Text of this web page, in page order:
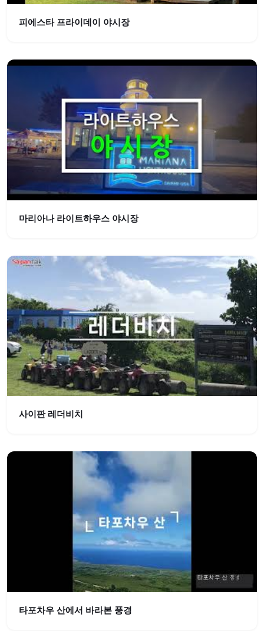
피에스타 프라이데이 야시장
마리아나 라이트하우스 야시장
사이판 레더비치
타포차우 산에서 바라본 풍경